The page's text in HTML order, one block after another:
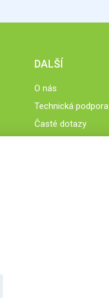
DALŠÍ
O nás
Technická podpora
Časté dotazy